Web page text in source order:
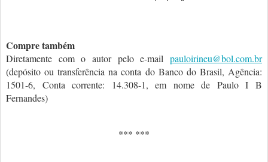
Compre também
Diretamente com o autor pelo e-mail pauloirineu@bol.com.br
(depósito ou transferência na conta do Banco do Brasil, Agência:
1501-6, Conta corrente: 14.308-1, em nome de Paulo I B
Fernandes)
*** ***